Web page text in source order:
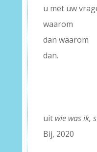
u met uw
waarom
dan waarom
dan.
uit wie was ik,
Bij, 2020